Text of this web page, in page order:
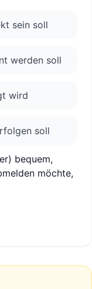
sein soll
werden soll
wird
soll
bequem,
möchte,